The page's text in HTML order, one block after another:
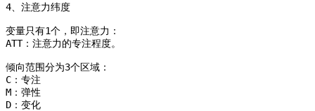
4、注意力纬度
变量只有1个，即注意力：
ATT：注意力的专注程度。
倾向范围分为3个区域：
C：专注
M：弹性
D：变化